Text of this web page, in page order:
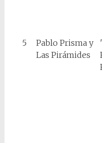
5
Pablo Prisma y
Las Pirámides